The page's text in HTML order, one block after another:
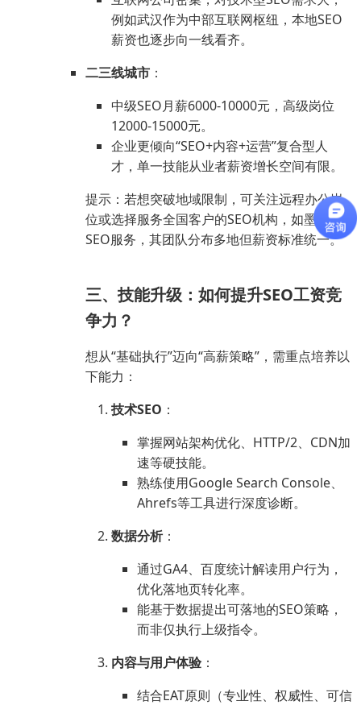
例如武汉作为中部互联网枢纽，本地SEO
薪资也逐步向一线看齐。
二三线城市 ：
中级SEO月薪6000-10000元，高级岗位
12000-15000元。
企业更倾向“SEO+内容+运营”复合型人
才，单一技能从业者薪资增长空间有限。
提示：若想突破地域限制，可关注远程办公岗
位或选择服务全国客户的SEO机构，如墨沉
SEO服务，其团队分布多地但薪资标准统一。
三、技能升级：如何提升SEO工资竞
争力？
想从“基础执行”迈向“高薪策略”，需重点培养以
下能力：
技术SEO ：
掌握网站架构优化、HTTP/2、CDN加
速等硬技能。
熟练使用Google Search Console、
Ahrefs等工具进行深度诊断。
数据分析：
通过GA4、百度统计解读用户行为，
优化落地页转化率。
能基于数据提出可落地的SEO策略，
而非仅执行上级指令。
内容与用户体验 ：
结合EAT原则（专业性、权威性、可信